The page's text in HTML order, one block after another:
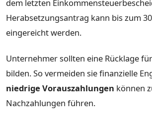
dem letzten
Herabsetzungsantrag kann bis zum
eingereicht werden.
Unternehmer sollten eine Rücklage
bilden. So vermeiden sie finanzielle
niedrige Vorauszahlungen können
Nachzahlungen führen.